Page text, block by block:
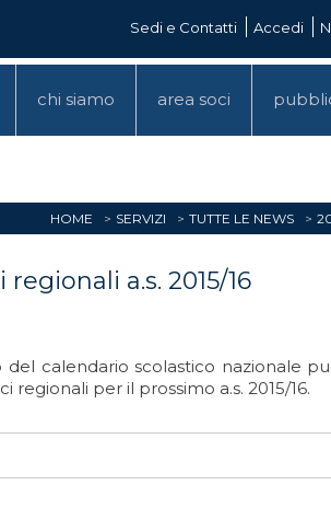
Sedi e Contatti Accedi
chi siamo area soci
HOME SERVIZI TUTTE LE NEWS
a.s. 2015/16
calendario scolastico nazionale
regionali per il prossimo a.s. 2015/16.